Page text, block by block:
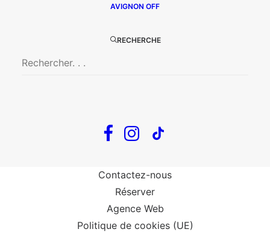
AVIGNON OFF
RECHERCHE
Big Mother
Confidences d’un illusionniste
Contactez-nous
Réserver
Agence Web
Politique de cookies (UE)